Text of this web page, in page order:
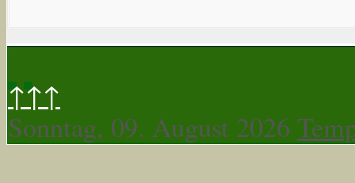
↑↑↑
Sonntag, 09. August 2026